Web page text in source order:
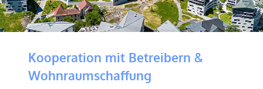
Kooperation mit Betreibern &
Wohnraumschaffung